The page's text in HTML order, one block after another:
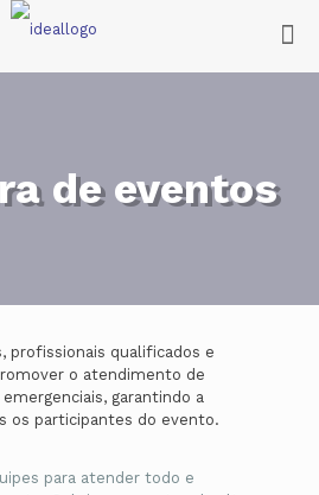
de eventos
profissionais qualificados e
o atendimento de
garantindo a
os participantes do evento.
para atender todo e